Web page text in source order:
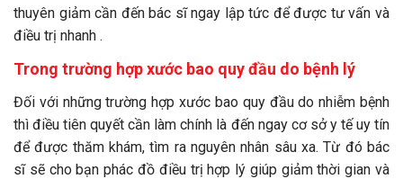
thuyên giảm cần đến bác sĩ ngay lập tức để được tư vấn và
điều trị nhanh .
Trong trường hợp xước bao quy đầu do bệnh lý
Đối với những trường hợp xước bao quy đầu do nhiễm bệnh
thì điều tiên quyết cần làm chính là đến ngay cơ sở y tế uy tín
để được thăm khám, tìm ra nguyên nhân sâu xa. Từ đó bác
sĩ sẽ cho bạn phác đồ điều trị hợp lý giúp giảm thời gian và